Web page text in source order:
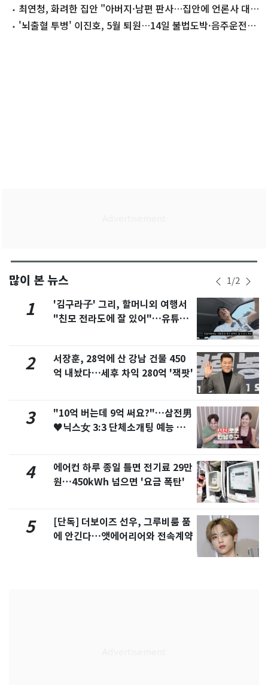
원"최연청, 화려한 집안 "아버지·남편 판사…집안에 언론사 대
표·국회의원도"
'뇌출혈 투병' 이진호, 5월 퇴원…14일 불법도박·음주운전
많이 본 뉴스 1/2
1
'김구라子' 그리, 할머니외 여행서
"친모 전라도에 잘 있어"…유튜브
2
서장훈, 28억에 산 강남 건물 450
억 내놨다…세후 차익 280억 '잭팟'
3
"10억 버는데 9억 써요?"…삼전男
♥닉스女 3:3 단체소개팅 예능 화
4
에어컨 하루 종일 틀면 전기료 29만
원…450kWh 넘으면 '요금 폭탄'
5
[단독] 더보이즈 선우, 그루비룸 품
에 안긴다…앳에어리어와 전속계약